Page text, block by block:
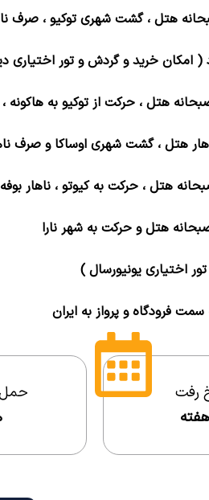
هتل، گشت شهری توکیو ، صرف
( امکان خرید و گردش و تور اختیاری
هتل ، حرکت از توکیو به
هتل ، گشت شهری اوساکا و صرف
هتل ، حرکت به کیوتو ، ناهار بوفه
هتل و حرکت به شهر نارا
اختیاری یونیورسال )
فرودگاه و پرواز به ایران
رفت
حمل